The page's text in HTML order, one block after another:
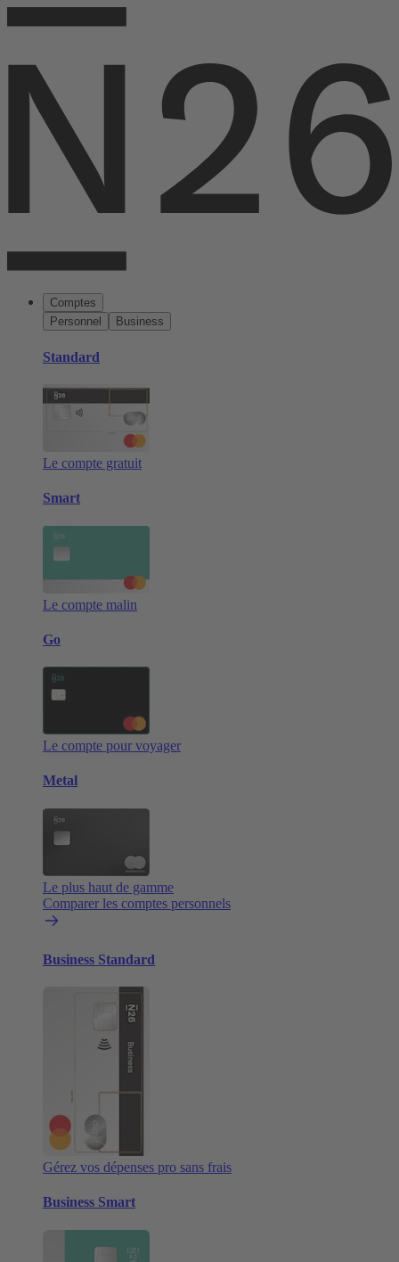
Comptes
Personnel
Business
Standard
Le compte gratuit
Smart
Le compte malin
Go
Le compte pour voyager
Metal
Le plus haut de gamme
Comparer les comptes personnels
Business Standard
Gérez vos dépenses pro sans frais
Business Smart